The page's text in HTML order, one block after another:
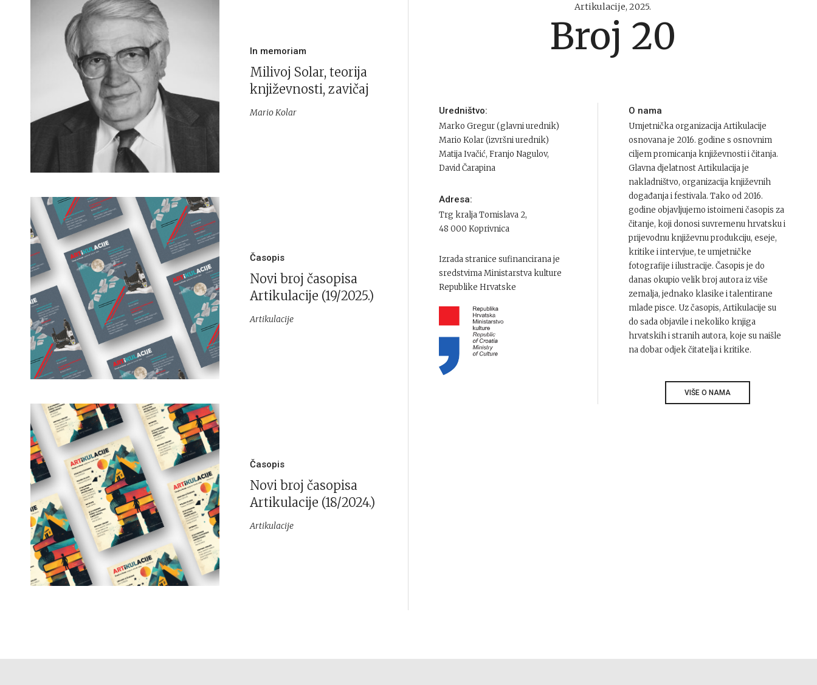
Artikulacije, 2025.
Broj 20
In memoriam
Milivoj Solar, teorija
književnosti, zavičaj
Mario Kolar
Časopis
Novi broj časopisa
Artikulacije (19/2025.)
Artikulacije
Časopis
Novi broj časopisa
Artikulacije (18/2024.)
Artikulacije
Uredništvo:
Marko Gregur (glavni urednik)
Mario Kolar (izvršni urednik)
Matija Ivačić, Franjo Nagulov,
David Čarapina
Adresa:
Trg kralja Tomislava 2,
48 000 Koprivnica
Izrada stranice sufinancirana je
sredstvima Ministarstva kulture
Republike Hrvatske
O nama
Umjetnička organizacija Artikulacije
osnovana je 2016. godine s osnovnim
ciljem promicanja književnosti i čitanja.
Glavna djelatnost Artikulacija je
nakladništvo, organizacija književnih
događanja i festivala. Tako od 2016.
godine objavljujemo istoimeni časopis za
čitanje, koji donosi suvremenu hrvatsku i
prijevodnu književnu produkciju, eseje,
kritike i intervjue, te umjetničke
fotografije i ilustracije. Časopis je do
danas okupio velik broj autora iz više
zemalja, jednako klasike i talentirane
mlade pisce. Uz časopis, Artikulacije su
do sada objavile i nekoliko knjiga
hrvatskih i stranih autora, koje su naišle
na dobar odjek čitatelja i kritike.
VIŠE O NAMA